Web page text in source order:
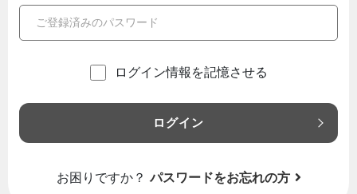
ログイン情報を記憶させる
ログイン
お困りですか？ パスワードをお忘れの方